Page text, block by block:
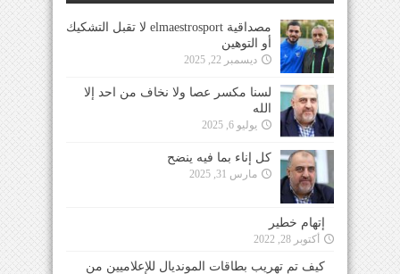
مصداقية elmaestrosport لا تقبل التشكيك
أو التوهين
ديسمبر 22, 2025
لسنا مكسر عصا ولا نخاف من احد إلا
الله
يوليو 6, 2025
كل إناء بما فيه ينضح
مارس 31, 2025
إتهام خطير
أكتوبر 28, 2022
كيف تم تهريب بطاقات المونديال للإعلاميين من